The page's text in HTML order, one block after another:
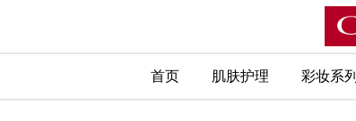
首页 肌肤护理 彩妆系列